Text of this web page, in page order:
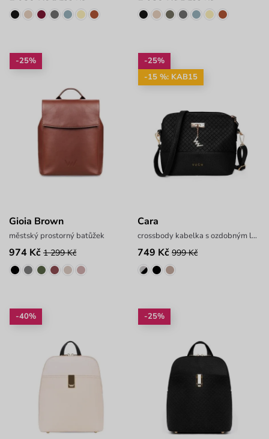
-25%
Gioia Brown
městský prostorný batůžek
974 Kč 1 299 Kč
-25%
-15 %: KAB15
Cara
crossbody kabelka s ozdobným logem
749 Kč 999 Kč
-40% -25%